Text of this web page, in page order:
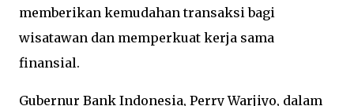
memberikan kemudahan transaksi bagi
wisatawan dan memperkuat kerja sama
finansial.
Gubernur Bank Indonesia, Perry Warjiyo, dalam